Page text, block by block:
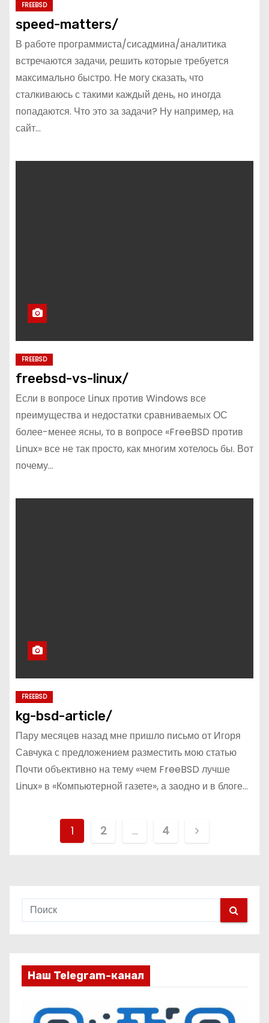
FREEBSD
speed-matters/
В работе программиста/сисадмина/аналитика
встречаются задачи, решить которые требуется
максимально быстро. Не могу сказать, что
сталкиваюсь с такими каждый день, но иногда
попадаются. Что это за задачи? Ну например, на
сайт…
FREEBSD
freebsd-vs-linux/
Если в вопросе Linux против Windows все
преимущества и недостатки сравниваемых ОС
более-менее ясны, то в вопросе «FreeBSD против
Linux» все не так просто, как многим хотелось бы. Вот
почему…
FREEBSD
kg-bsd-article/
Пару месяцев назад мне пришло письмо от Игоря
Савчука с предложением разместить мою статью
Почти объективно на тему «чем FreeBSD лучше
Linux» в «Компьютерной газете», а заодно и в блоге…
и
ц
и
1 2 … 4
Наш Telegram-канал